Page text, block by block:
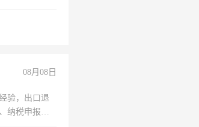
08月08日
验，出口退
纳税申报、